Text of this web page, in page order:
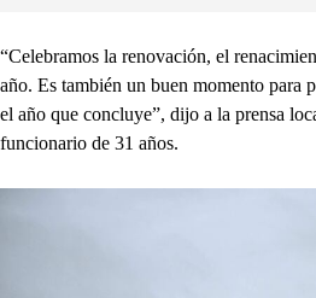
“Celebramos la renovación, el
año. Es también un buen momento para
el año que concluye”, dijo a la prensa
funcionario de 31 años.